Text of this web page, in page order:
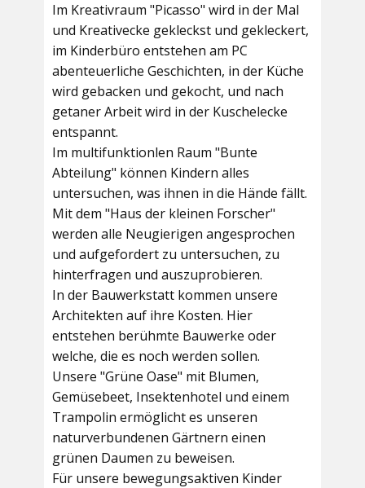
Im Kreativraum "Picasso" wird in der Mal
und Kreativecke gekleckst und gekleckert,
im Kinderbüro entstehen am PC
abenteuerliche Geschichten, in der Küche
wird gebacken und gekocht, und nach
getaner Arbeit wird in der Kuschelecke
entspannt.
Im multifunktionlen Raum "Bunte
Abteilung" können Kindern alles
untersuchen, was ihnen in die Hände fällt.
Mit dem "Haus der kleinen Forscher"
werden alle Neugierigen angesprochen
und aufgefordert zu untersuchen, zu
hinterfragen und auszuprobieren.
In der Bauwerkstatt kommen unsere
Architekten auf ihre Kosten. Hier
entstehen berühmte Bauwerke oder
welche, die es noch werden sollen.
Unsere "Grüne Oase" mit Blumen,
Gemüsebeet, Insektenhotel und einem
Trampolin ermöglicht es unseren
naturverbundenen Gärtnern einen
grünen Daumen zu beweisen.
Für unsere bewegungsaktiven Kinder